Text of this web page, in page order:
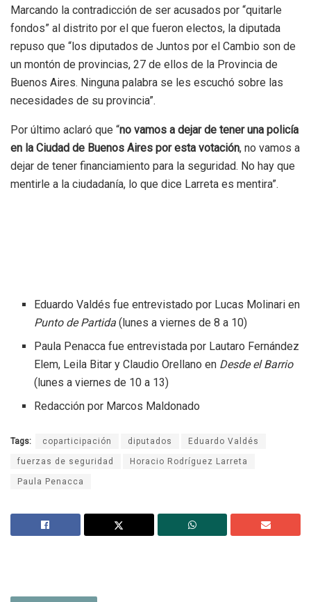
Marcando la contradicción de ser acusados por “quitarle
fondos” al distrito por el que fueron electos, la diputada
repuso que “los diputados de Juntos por el Cambio son de
un montón de provincias, 27 de ellos de la Provincia de
Buenos Aires. Ninguna palabra se les escuchó sobre las
necesidades de su provincia”.
Por último aclaró que “no vamos a dejar de tener una policía
en la Ciudad de Buenos Aires por esta votación, no vamos a
dejar de tener financiamiento para la seguridad. No hay que
mentirle a la ciudadanía, lo que dice Larreta es mentira”.
Eduardo Valdés fue entrevistado por Lucas Molinari en
Punto de Partida (lunes a viernes de 8 a 10)
Paula Penacca fue entrevistada por Lautaro Fernández
Elem, Leila Bitar y Claudio Orellano en Desde el Barrio
(lunes a viernes de 10 a 13)
Redacción por Marcos Maldonado
Tags: coparticipación diputados Eduardo Valdés
fuerzas de seguridad Horacio Rodríguez Larreta
Paula Penacca